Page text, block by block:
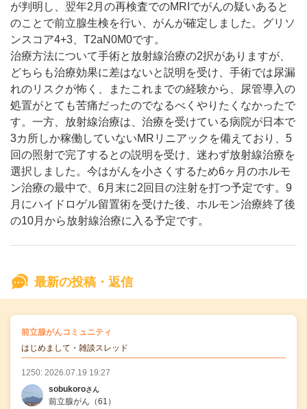
が判明し、翌年2月の再検査でのMRIでがんの疑いあると
のことで前立腺生検を行い、がんが確定しました。グリソ
ンスコア4+3、T2aN0M0です。
治療方法について手術と放射線治療の2択がありますが、
どちらも治療効果に差はないと説明を受け、手術では尿漏
れのリスクが怖く、またこれまでの経験から、尿管導入の
処置がとても苦痛だったのでなるべくやりたくなかったで
す。一方、放射線治療は、治療を受けている病院が日本で
3カ所しか稼働していないMRリニアックを備えており、5
回の照射で完了するとの説明を受け、迷わず放射線治療を
選択しました。今はがんを小さくするため6ヶ月のホルモ
ン治療の最中で、6月末に2回目の注射を打つ予定です。9
月にハイドロゲル留置術を受けた後、ホルモン治療終了後
の10月から放射線治療に入る予定です。
最新の投稿・返信
前立腺がんコミュニティ
はじめまして・雑談スレッド
1250: 2026.07.19 19:27
sobukoroさん
前立腺がん （61）